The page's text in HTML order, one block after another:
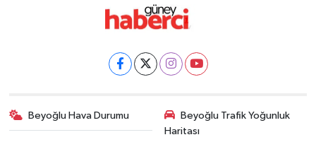
Beyoğlu Hava Durumu
Beyoğlu Trafik Yoğunluk
Haritası